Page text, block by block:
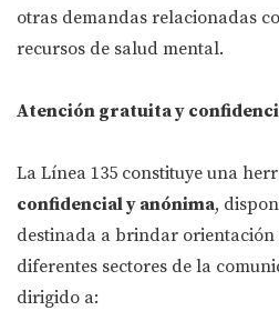
otras demandas relacionadas
recursos de salud mental.
Atención gratuita y
La Línea 135 constituye una
confidencial y anónima,
destinada a brindar
diferentes sectores de la
dirigido a: